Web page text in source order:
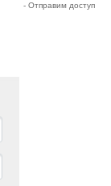
- Отправим доступ